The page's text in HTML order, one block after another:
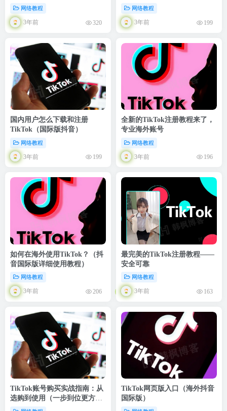
程）网络教程
3年前 320
网络教程
3年前 199
国内用户怎么下载和注册
TikTok（国际版抖音）
网络教程
3年前 199
全新的TikTok注册教程来了，
专业海外账号
网络教程
3年前 196
如何在海外使用TikTok？（抖
音国际版详细使用教程）
网络教程
3年前 206
最完美的TikTok注册教程——
安全可靠
网络教程
3年前 163
TikTok账号购买实战指南：从
选购到使用（一步到位更方
便）
TikTok网页版入口（海外抖音
国际版）